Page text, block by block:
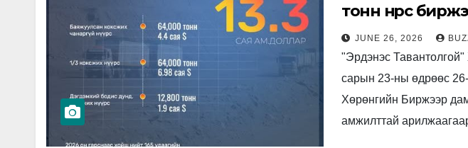
тонн нүүрс
JUNE 26, 2026
"Эрдэнэс
сарын 23-ны өдрөөс
Хөрөнгийн Биржээр
амжилттай